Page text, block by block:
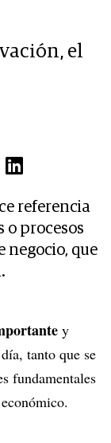
el
referencia
o procesos
negocio, que
y
tanto que se
fundamentales